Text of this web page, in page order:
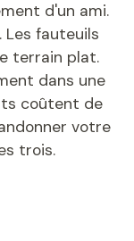
d'un ami.
Les fauteuils
terrain plat.
dans une
coûtent de
votre
trois.